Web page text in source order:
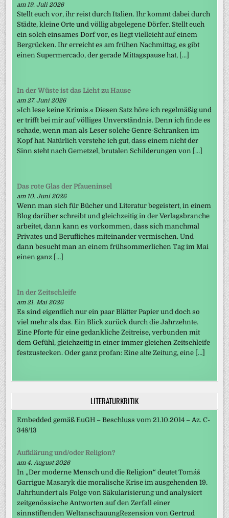
am 19. Juli 2026
Stellt euch vor, ihr reist durch Italien. Ihr kommt dabei durch
Städte, kleine Orte und völlig abgelegene Dörfer. Stellt euch
ein solch einsames Dorf vor, es liegt vielleicht auf einem
Bergrücken. Ihr erreicht es am frühen Nachmittag, es gibt
einen Supermercado, der gerade Mittagspause hat, […]
In der Wüste ist das Licht zu Hause
am 27. Juni 2026
»Ich lese keine Krimis.« Diesen Satz höre ich regelmäßig und
er trifft bei mir auf völliges Unverständnis. Denn ich finde es
schade, wenn man als Leser solche Genre-Schranken im
Kopf hat. Natürlich verstehe ich gut, dass einem nicht der
Sinn steht nach Gemetzel, brutalen Schilderungen von […]
Das rote Glas der Pfaueninsel
am 10. Juni 2026
Wenn man sich für Bücher und Literatur begeistert, in einem
Blog darüber schreibt und gleichzeitig in der Verlagsbranche
arbeitet, dann kann es vorkommen, dass sich manchmal
Privates und Berufliches miteinander vermischen. Und
dann besucht man an einem frühsommerlichen Tag im Mai
einen ganz […]
In der Zeitschleife
am 21. Mai 2026
Es sind eigentlich nur ein paar Blätter Papier und doch so
viel mehr als das. Ein Blick zurück durch die Jahrzehnte.
Eine Pforte für eine gedankliche Zeitreise, verbunden mit
dem Gefühl, gleichzeitig in einer immer gleichen Zeitschleife
festzustecken. Oder ganz profan: Eine alte Zeitung, eine […]
LITERATURKRITIK
Embedded gemäß EuGH – Beschluss vom 21.10.2014 – Az. C-
348/13
Aufklärung und/oder Religion?
am 4. August 2026
In „Der moderne Mensch und die Religion“ deutet Tomáš
Garrigue Masaryk die moralische Krise im ausgehenden 19.
Jahrhundert als Folge von Säkularisierung und analysiert
zeitgenössische Antworten auf den Zerfall einer
sinnstiftenden WeltanschauungRezension von Gertrud